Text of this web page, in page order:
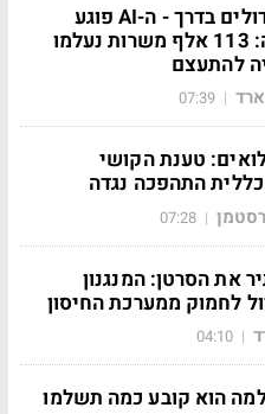
הפיטורים הגדולים בדרך - ה-AI פוגע
בשוק העבודה: 113 אלף משרות נעלמו
להתעצם
|
07:39
טענת הקושי
התהפכה נגדה
|
07:28
את הסרטן: המנגנון
לחמוק ממערכת החיסון
|
04:10
הוא קובע כמה תשלמו